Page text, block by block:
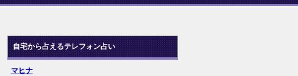
自宅から占えるテレフォン占い
マヒナ